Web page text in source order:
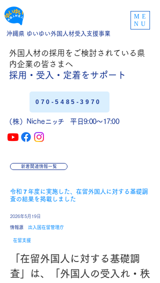
ME
NU
沖縄県 ゆいゆい外国人材受入支援事業
外国人材の採用をご検討されている県
内企業の皆さまへ
採用・受入・定着をサポート
070-5485-3970
（株）Nicheニッチ平日9:00〜17:00
新着関連情報一覧
令和７年度に実施した、在留外国人に対する基礎調
査の結果を掲載しました
2026年5月19日
​情報源 出入国在留管理庁
在留支援
「在留外国人に対する基礎調
査」は、「外国人の受入れ・秩